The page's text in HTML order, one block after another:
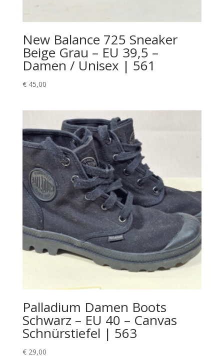
New Balance 725 Sneaker
Beige Grau – EU 39,5 –
Damen / Unisex | 561
€45,00
Palladium Damen Boots
Schwarz – EU 40 – Canvas
Schnürstiefel | 563
€29,00